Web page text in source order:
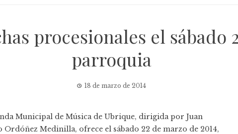
procesionales el sábado
parroquia
18 de marzo de 2014
Municipal de Música de Ubrique, dirigida por Juan
Ordóñez Medinilla, ofrece el sábado 22 de marzo de 2014,